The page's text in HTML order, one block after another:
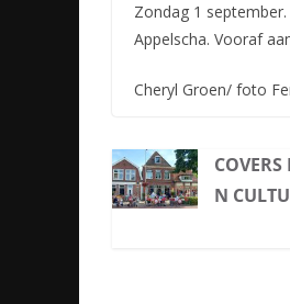
Zondag 1
Appelscha. Vooraf
Cheryl Groen/ foto
N